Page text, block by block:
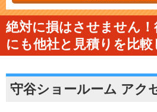
絶対に損はさせません
にも他社と見積りを比較
守谷ショールーム アク